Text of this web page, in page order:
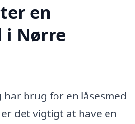
en
i Nørre
har brug for en låsesmed
det vigtigt at have en